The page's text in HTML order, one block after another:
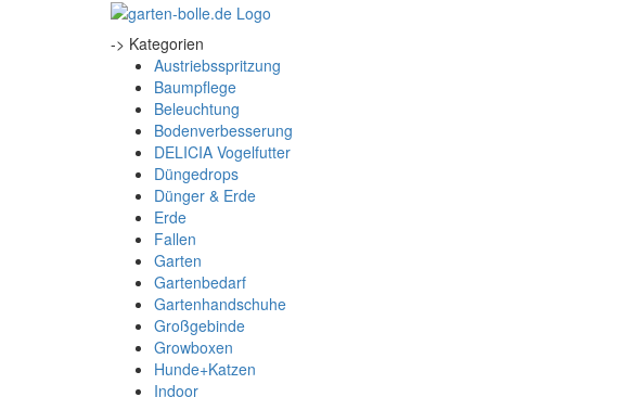
-> Kategorien
Austriebsspritzung
Baumpflege
Beleuchtung
Bodenverbesserung
DELICIA Vogelfutter
Düngedrops
Dünger & Erde
Erde
Fallen
Garten
Gartenbedarf
Gartenhandschuhe
Großgebinde
Growboxen
Hunde+Katzen
Indoor